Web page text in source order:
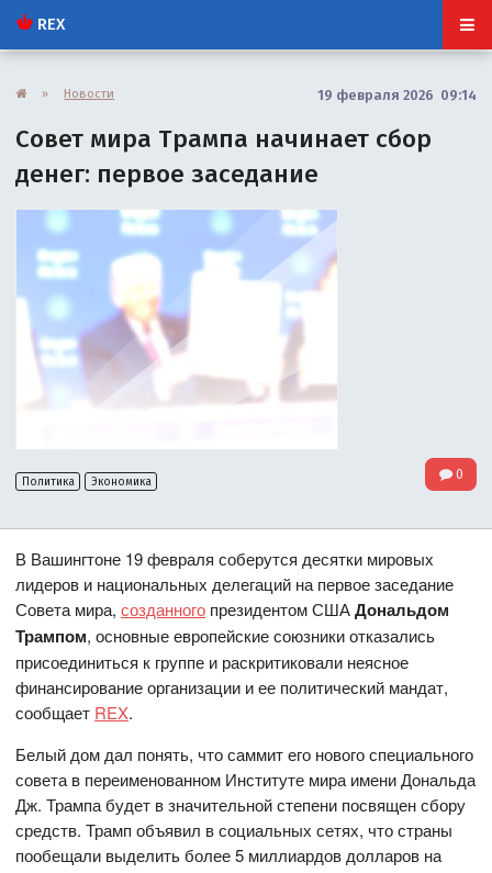
REX
» Новости 19 февраля 2026 09:14
Совет мира Трампа начинает сбор
денег: первое заседание
Политика Экономика 0
В Вашингтоне 19 февраля соберутся десятки мировых
лидеров и национальных делегаций на первое заседание
Совета мира,созданного президентом СШАДональдом
Трампом, основные европейские союзники отказались
присоединиться к группе и раскритиковали неясное
финансирование организации и ее политический мандат,
сообщает REX.
Белый дом дал понять, что саммит его нового специального
совета в переименованном Институте мира имени Дональда
Дж. Трампа будет в значительной степени посвящен сбору
средств. Трамп объявил в социальных сетях, что страны
пообещали выделить более 5 миллиардов долларов на